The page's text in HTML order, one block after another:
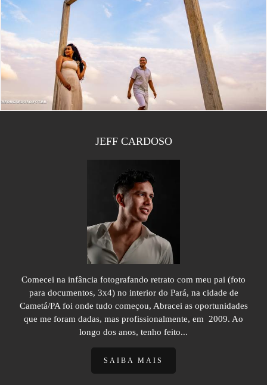
816
JEFF CARDOSO
Comecei na infância fotografando retrato com meu pai (foto
para documentos, 3x4) no interior do Pará, na cidade de
Cametá/PA foi onde tudo começou, Abracei as oportunidades
que me foram dadas, mas profissionalmente, em 2009. Ao
longo dos anos, tenho feito...
SAIBA MAIS